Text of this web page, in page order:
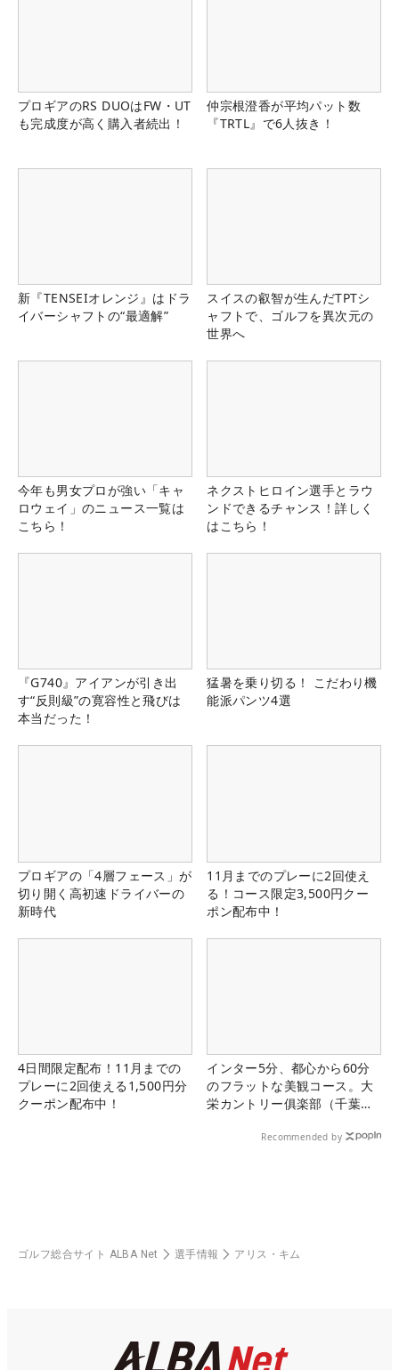
プロギアのRS DUOはFW・UT
も完成度が高く購入者続出！
仲宗根澄香が平均パット数
『TRTL』で6人抜き！
新『TENSEIオレンジ』はドラ
イバーシャフトの“最適解”
スイスの叡智が生んだTPTシ
ャフトで、ゴルフを異次元の
世界へ
今年も男女プロが強い「キャ
ロウェイ」のニュース一覧は
こちら！
ネクストヒロイン選手とラウ
ンドできるチャンス！詳しく
はこちら！
『G740』アイアンが引き出
す“反則級”の寛容性と飛びは
本当だった！
猛暑を乗り切る！ こだわり機
能派パンツ4選
プロギアの「4層フェース」が
切り開く高初速ドライバーの
新時代
11月までのプレーに2回使え
る！コース限定3,500円クー
ポン配布中！
4日間限定配布！11月までの
プレーに2回使える1,500円分
クーポン配布中！
インター5分、都心から60分
のフラットな美観コース。大
栄カントリー俱楽部（千葉
Recommended by
ゴルフ総合サイト ALBA Net 選手情報 アリス・キム